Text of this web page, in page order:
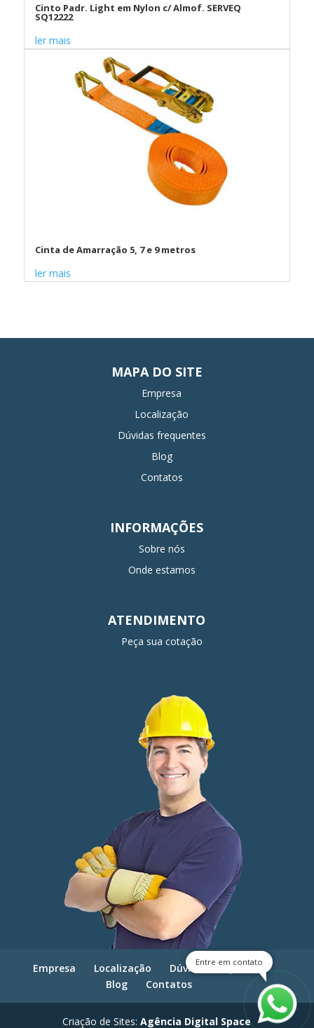
Cinto Padr. Light em Nylon c/ Almof. SERVEQ
SQ12222
ler mais
Cinta de Amarração 5, 7 e 9 metros
ler mais
MAPA DO SITE
Empresa
Localização
Dúvidas frequentes
Blog
Contatos
INFORMAÇÕES
Sobre nós
Onde estamos
ATENDIMENTO
Peça sua cotação
Empresa Localização
Dúvidas frequentes
Blog
Contatos
Criação de Sites:Agência Digital Space
Entre em contato